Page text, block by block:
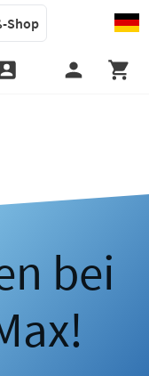
Shop
bei